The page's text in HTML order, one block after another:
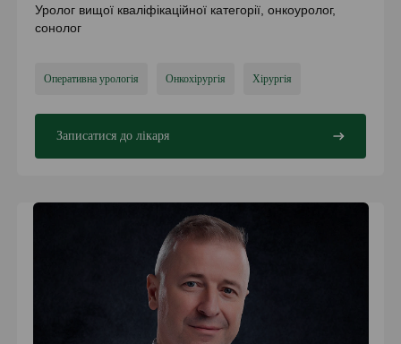
Уролог вищої кваліфікаційної категорії, онкоуролог,
сонолог
Оперативна урологія Онкохірургія Хірургія
Записатися до лікаря